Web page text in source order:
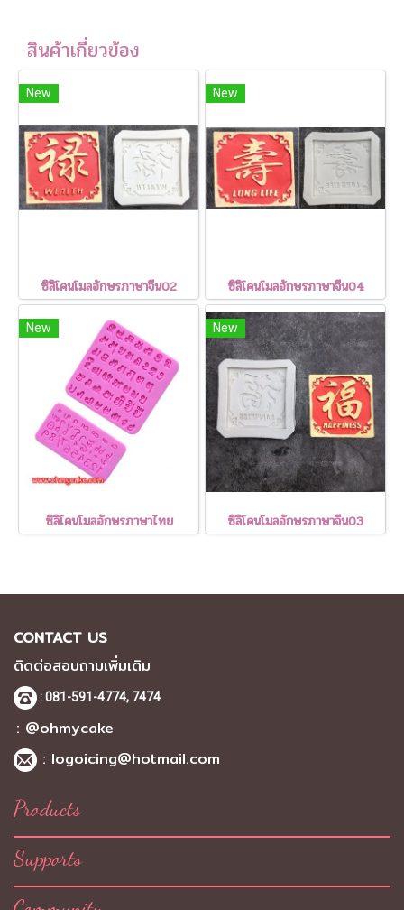
สินค้าเกี่ยวข้อง
New
ซิลิโคนโมลอักษรภาษาจีน02
New
ซิลิโคนโมลอักษรภาษาจีน04
New
ซิลิโคนโมลอักษรภาษาไทย
New
ซิลิโคนโมลอักษรภาษาจีน03
CONTACT US
ติดต่อสอบถามเพิ่มเติม
: 081-591-4774, 7474
: @ohmycake
: logoicing@hotmail.com
Products
Supports